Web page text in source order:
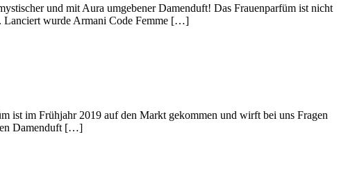
und mit Aura umgebener Damenduft! Das Frauenparfüm ist nicht
Lanciert wurde Armani Code Femme […]
ist im Frühjahr 2019 auf den Markt gekommen und wirft bei uns Fragen
Damenduft […]